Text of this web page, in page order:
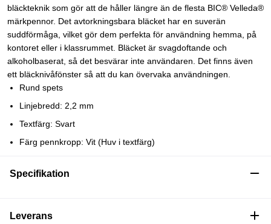
bläckteknik som gör att de håller längre än de flesta BIC® Velleda®
märkpennor. Det avtorkningsbara bläcket har en suverän
suddförmåga, vilket gör dem perfekta för användning hemma, på
kontoret eller i klassrummet. Bläcket är svagdoftande och
alkoholbaserat, så det besvärar inte användaren. Det finns även
ett bläcknivåfönster så att du kan övervaka användningen.
Rund spets
Linjebredd: 2,2 mm
Textfärg: Svart
Färg pennkropp: Vit (Huv i textfärg)
Specifikation
Leverans